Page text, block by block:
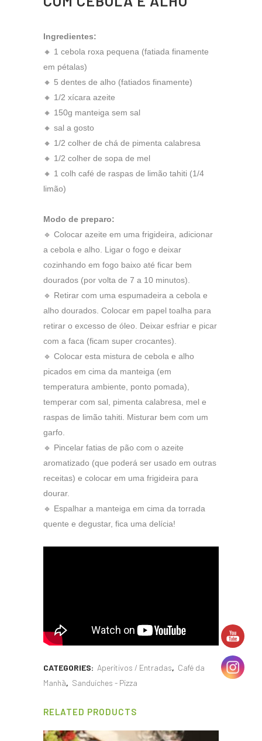
Ingredientes:
🔸 1 cebola roxa pequena (fatiada finamente
em pétalas)
🔸 5 dentes de alho (fatiados finamente)
🔸 1/2 xícara azeite
🔸 150g manteiga sem sal
🔸 sal a gosto
🔸 1/2 colher de chá de pimenta calabresa
🔸 1/2 colher de sopa de mel
🔸 1 colh café de raspas de limão tahiti (1/4
limão)
Modo de preparo:
🔹 Colocar azeite em uma frigideira, adicionar
a cebola e alho. Ligar o fogo e deixar
cozinhando em fogo baixo até ficar bem
dourados (por volta de 7 a 10 minutos).
🔹 Retirar com uma espumadeira a cebola e
alho dourados. Colocar em papel toalha para
retirar o excesso de óleo. Deixar esfriar e picar
com a faca (ficam super crocantes).
🔹 Colocar esta mistura de cebola e alho
picados em cima da manteiga (em
temperatura ambiente, ponto pomada),
temperar com sal, pimenta calabresa, mel e
raspas de limão tahiti. Misturar bem com um
garfo.
🔹 Pincelar fatias de pão com o azeite
aromatizado (que poderá ser usado em outras
receitas) e colocar em uma frigideira para
dourar.
🔹 Espalhar a manteiga em cima da torrada
quente e degustar, fica uma delícia!
CATEGORIES: Aperitivos / Entradas, Café da
Manhã, Sanduíches - Pizza
RELATED PRODUCTS